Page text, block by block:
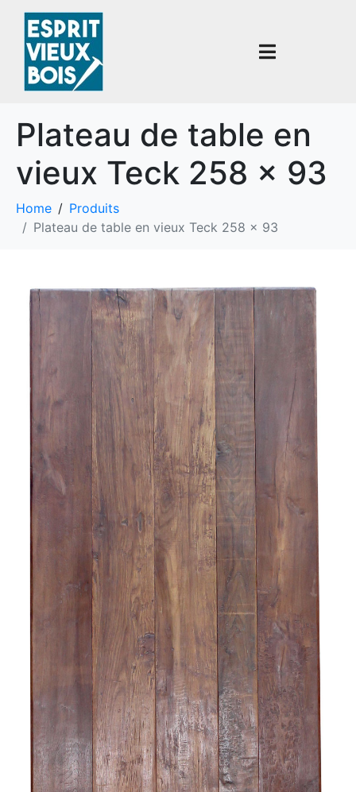
Plateau de table en
vieux Teck 258 x 93
Home
Produits
Plateau de table en vieux Teck 258 x 93